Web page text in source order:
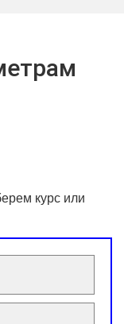
курс или